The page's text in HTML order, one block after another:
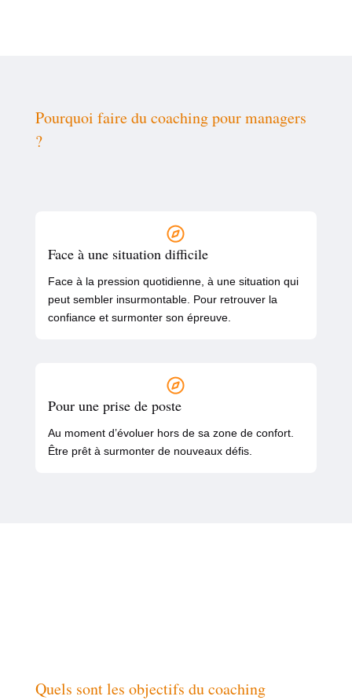
Pourquoi faire du coaching pour managers
?
Face à une situation difficile
Face à la pression quotidienne, à une situation qui
peut sembler insurmontable. Pour retrouver la
confiance et surmonter son épreuve.
Pour une prise de poste
Au moment d’évoluer hors de sa zone de confort.
Être prêt à surmonter de nouveaux défis.
Quels sont les objectifs du coaching